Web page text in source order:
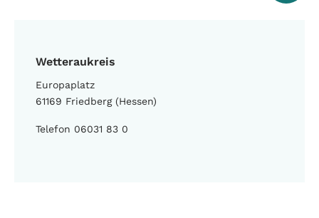
Wetteraukreis
Europaplatz
61169 Friedberg (Hessen)
Telefon 06031 83 0